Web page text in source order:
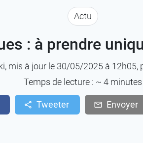
Actu
: à prendre
, mis à jour le 30/05/2025 à
Temps de lecture : ~ 4 minutes
Tweeter Envoyer